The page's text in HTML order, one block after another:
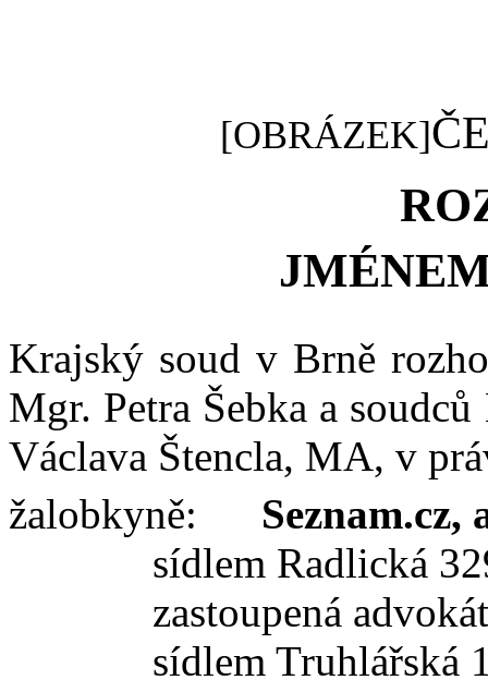
[OBRÁZEK]
Krajský soud v Brně
Mgr. Petra Šebka a soudců
Václava Štencla, MA, v
žalobkyně:
Seznam.cz,
sídlem Radlická
zastoupená
sídlem Truhlářská